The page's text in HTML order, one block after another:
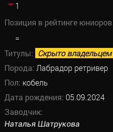
1
Позиция в рейтинге
=
Титулы: Скрыто владельцем
Порода: Лабрадор ретривер
Пол: кобель
Дата рождения: 05.09.2024
Заводчик:
Наталья Шатрукова